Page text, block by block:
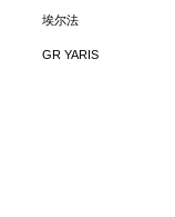
埃尔法
GR YARIS